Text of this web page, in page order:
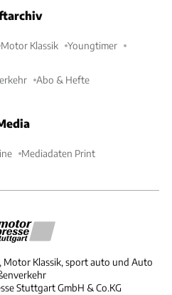
Motor Klassik Youngtimer
Abo & Hefte
Mediadaten Print
Klassik, sport auto und Auto
Stuttgart GmbH & Co.KG